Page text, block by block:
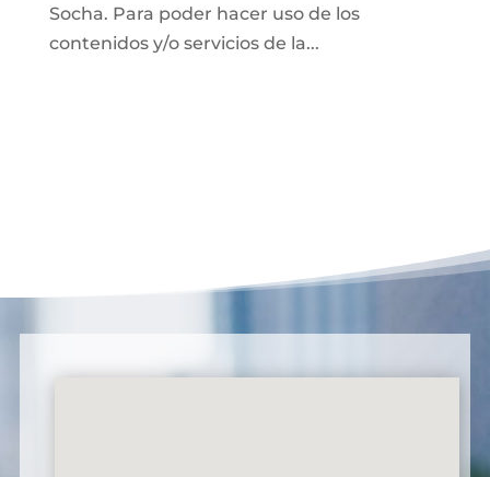
Socha. Para poder hacer uso de los
contenidos y/o servicios de la...